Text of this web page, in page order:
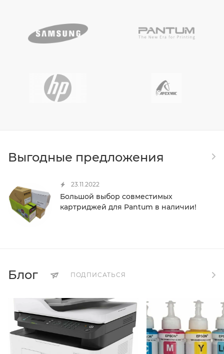
Выгодные предложения
23.11.2022
Большой выбор совместимых
картриджей для Pantum в наличии!
Блог ПОДПИСАТЬСЯ